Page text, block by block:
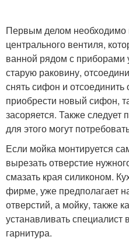
Первым делом
центрального вентиля,
ванной рядом с приборами
старую раковину,
снять сифон и
приобрести новый сифон,
засоряется. Также следует
для этого могут
Если мойка монтируется
вырезать отверстие
смазать края силиконом.
фирме, уже предполагает
отверстий, а мойку, также
устанавливать
гарнитура.